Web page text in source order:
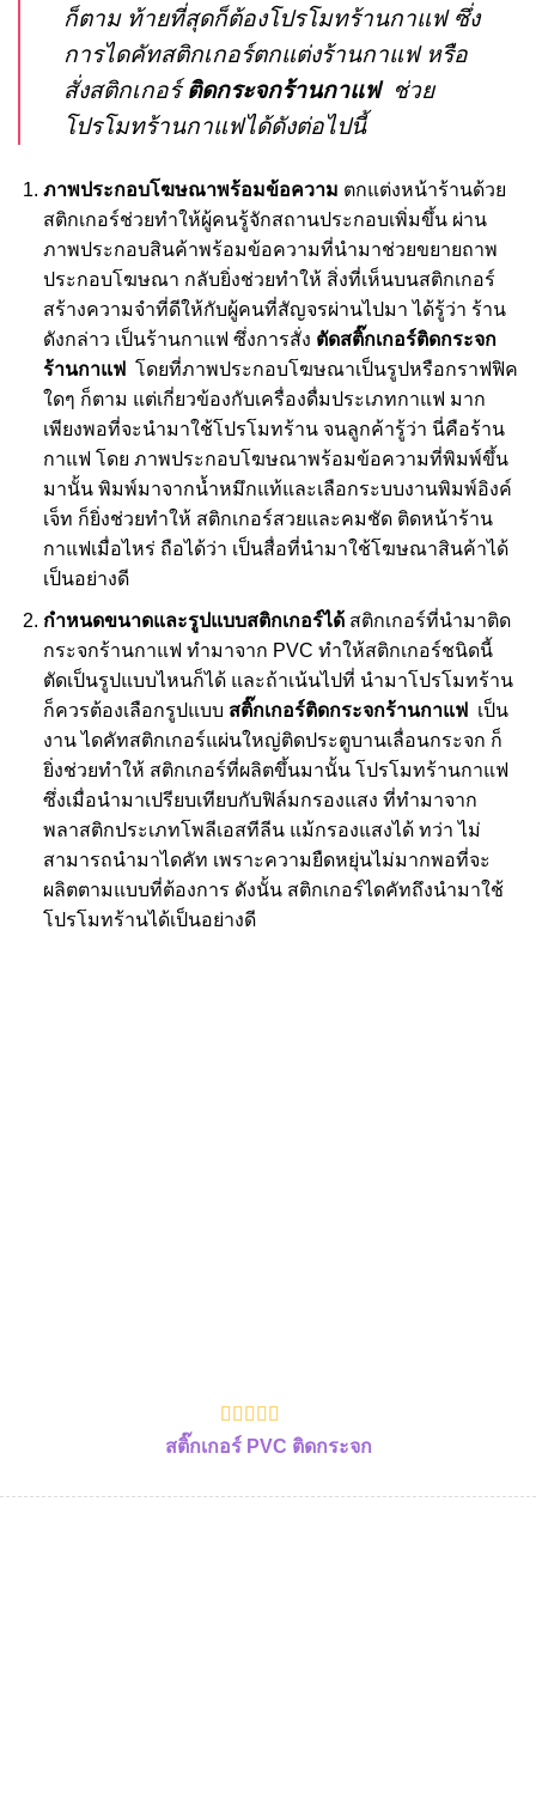
ก็ตาม ท้ายที่สุดก็ต้องโปรโมทร้านกาแฟ ซึ่ง
การไดคัทสติกเกอร์ตกแต่งร้านกาแฟ หรือ
สั่งสติกเกอร์ ติดกระจกร้านกาแฟ ช่วย
โปรโมทร้านกาแฟได้ดังต่อไปนี้
ภาพประกอบโฆษณาพร้อมข้อความ ตกแต่งหน้าร้านด้วย
สติกเกอร์ช่วยทำให้ผู้คนรู้จักสถานประกอบเพิ่มขึ้น ผ่าน
ภาพประกอบสินค้าพร้อมข้อความที่นำมาช่วยขยายถาพ
ประกอบโฆษณา กลับยิ่งช่วยทำให้ สิ่งที่เห็นบนสติกเกอร์
สร้างความจำที่ดีให้กับผู้คนที่สัญจรผ่านไปมา ได้รู้ว่า ร้าน
ดังกล่าว เป็นร้านกาแฟ ซึ่งการสั่ง ตัดสติ๊กเกอร์ติดกระจก
ร้านกาแฟ โดยที่ภาพประกอบโฆษณาเป็นรูปหรือกราฟฟิค
ใดๆ ก็ตาม แต่เกี่ยวข้องกับเครื่องดื่มประเภทกาแฟ มาก
เพียงพอที่จะนำมาใช้โปรโมทร้าน จนลูกค้ารู้ว่า นี่คือร้าน
กาแฟ โดย ภาพประกอบโฆษณาพร้อมข้อความที่พิมพ์ขึ้น
มานั้น พิมพ์มาจากน้ำหมึกแท้และเลือกระบบงานพิมพ์อิงค์
เจ็ท ก็ยิ่งช่วยทำให้ สติกเกอร์สวยและคมชัด ติดหน้าร้าน
กาแฟเมื่อไหร่ ถือได้ว่า เป็นสื่อที่นำมาใช้โฆษณาสินค้าได้
เป็นอย่างดี
กำหนดขนาดและรูปแบบสติกเกอร์ได้ สติกเกอร์ที่นำมาติด
กระจกร้านกาแฟ ทำมาจาก PVC ทำให้สติกเกอร์ชนิดนี้
ตัดเป็นรูปแบบไหนก็ได้ และถ้าเน้นไปที่ นำมาโปรโมทร้าน
ก็ควรต้องเลือกรูปแบบ สติ๊กเกอร์ติดกระจกร้านกาแฟ เป็น
งาน ไดคัทสติกเกอร์แผ่นใหญ่ติดประตูบานเลื่อนกระจก ก็
ยิ่งช่วยทำให้ สติกเกอร์ที่ผลิตขึ้นมานั้น โปรโมทร้านกาแฟ
ซึ่งเมื่อนำมาเปรียบเทียบกับฟิล์มกรองแสง ที่ทำมาจาก
พลาสติกประเภทโพลีเอสทีลีน แม้กรองแสงได้ ทว่า ไม่
สามารถนำมาไดคัท เพราะความยืดหยุ่นไม่มากพอที่จะ
ผลิตตามแบบที่ต้องการ ดังนั้น สติกเกอร์ไดคัทถึงนำมาใช้
โปรโมทร้านได้เป็นอย่างดี
สติ๊กเกอร์ PVC ติดกระจก